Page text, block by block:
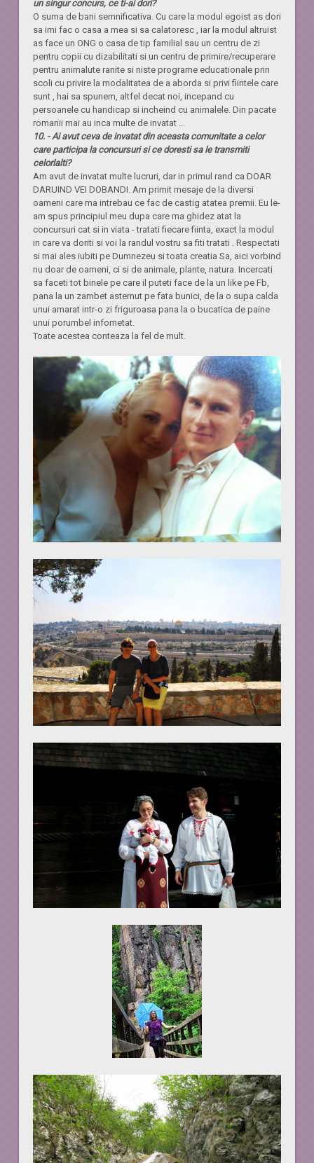
un singur concurs, ce ti-ai dori?
O suma de bani semnificativa. Cu care la modul egoist as dori
sa imi fac o casa a mea si sa calatoresc , iar la modul altruist
as face un ONG o casa de tip familial sau un centru de zi
pentru copii cu dizabilitati si un centru de primire/recuperare
pentru animalute ranite si niste programe educationale prin
scoli cu privire la modalitatea de a aborda si privi fiintele care
sunt , hai sa spunem, altfel decat noi, incepand cu
persoanele cu handicap si incheind cu animalele. Din pacate
romanii mai au inca multe de invatat ...
10. - Ai avut ceva de invatat din aceasta comunitate a celor
care participa la concursuri si ce doresti sa le transmiti
celorlalti?
Am avut de invatat multe lucruri, dar in primul rand ca DOAR
DARUIND VEI DOBANDI. Am primit mesaje de la diversi
oameni care ma intrebau ce fac de castig atatea premii. Eu le-
am spus principiul meu dupa care ma ghidez atat la
concursuri cat si in viata - tratati fiecare fiinta, exact la modul
in care va doriti si voi la randul vostru sa fiti tratati . Respectati
si mai ales iubiti pe Dumnezeu si toata creatia Sa, aici vorbind
nu doar de oameni, ci si de animale, plante, natura. Incercati
sa faceti tot binele pe care il puteti face de la un like pe Fb,
pana la un zambet asternut pe fata bunici, de la o supa calda
unui amarat intr-o zi friguroasa pana la o bucatica de paine
unui porumbel infometat.
Toate acestea conteaza la fel de mult.